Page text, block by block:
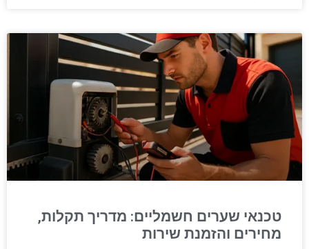
טכנאי שערים חשמליים: מדריך תקלות,
מחירים והזמנת שירות